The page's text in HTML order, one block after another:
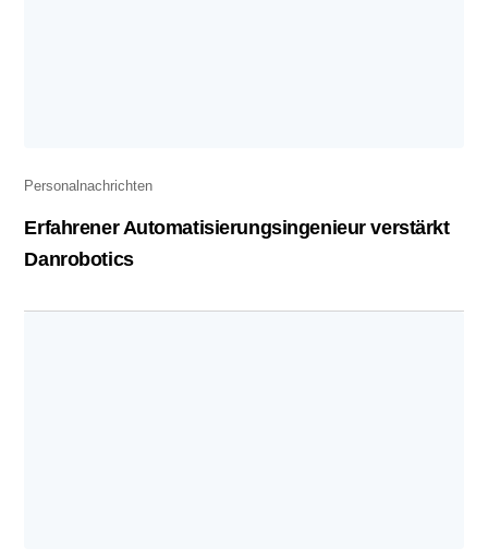
Personalnachrichten
Erfahrener Automatisierungsingenieur verstärkt
Danrobotics